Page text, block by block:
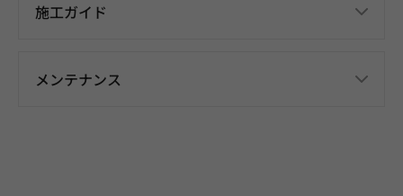
施工ガイド
メンテナンス